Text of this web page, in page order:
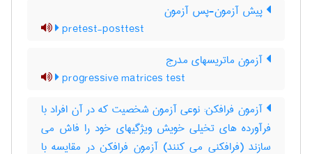
پیش آزمون-پس آزمون
pretest-posttest
آزمون ماتریسهای مدرج
progressive matrices test
آزمون فرافکن: نوعی آزمون شخصیت که در آن افراد با
فرآورده های تخیلی خویش ویژگیهای خود را فاش می
سازند (فرافکنی می کنند) آزمون فرافکن در مقایسه با